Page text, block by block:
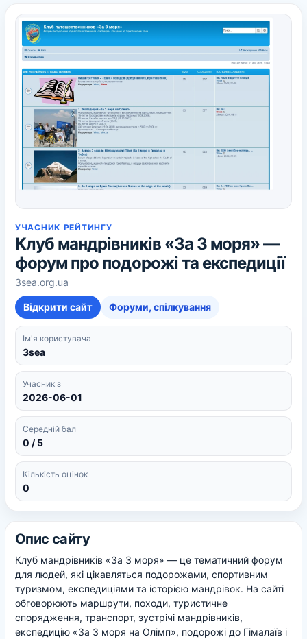
УЧАСНИК РЕЙТИНГУ
Клуб мандрівників «За 3 моря» —
форум про подорожі та експедиції
3sea.org.ua
Відкрити сайт Форуми, спілкування
Ім'я користувача
3sea
Учасник з
2026-06-01
Середній бал
0 / 5
Кількість оцінок
0
Опис сайту
Клуб мандрівників «За 3 моря» — це тематичний форум
для людей, які цікавляться подорожами, спортивним
туризмом, експедиціями та історією мандрівок. На сайті
обговорюють маршрути, походи, туристичне
спорядження, транспорт, зустрічі мандрівників,
експедицію «За 3 моря на Олімп», подорожі до Гімалаїв і